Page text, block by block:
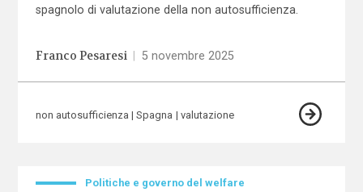
spagnolo di valutazione della non autosufficienza.
Franco Pesaresi 5 novembre 2025
non autosufficienza Spagna valutazione
Politiche e governo del welfare